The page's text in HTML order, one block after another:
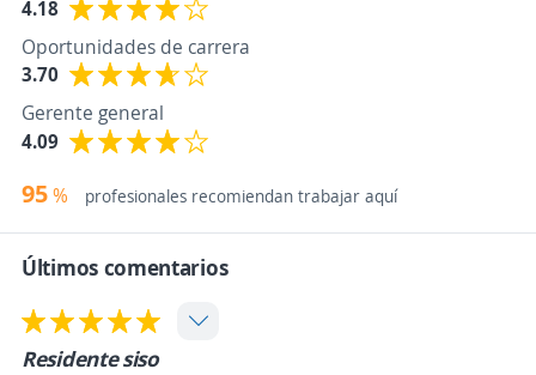
4.18
Oportunidades de carrera
3.70
Gerente general
4.09
95% profesionales recomiendan trabajar aquí
Últimos comentarios
Residente siso